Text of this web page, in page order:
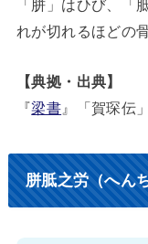
「胼」はひび、「
れが切れるほどの
【典拠・出典】
『梁書 』「賀琛伝」
胼胝之労（へん